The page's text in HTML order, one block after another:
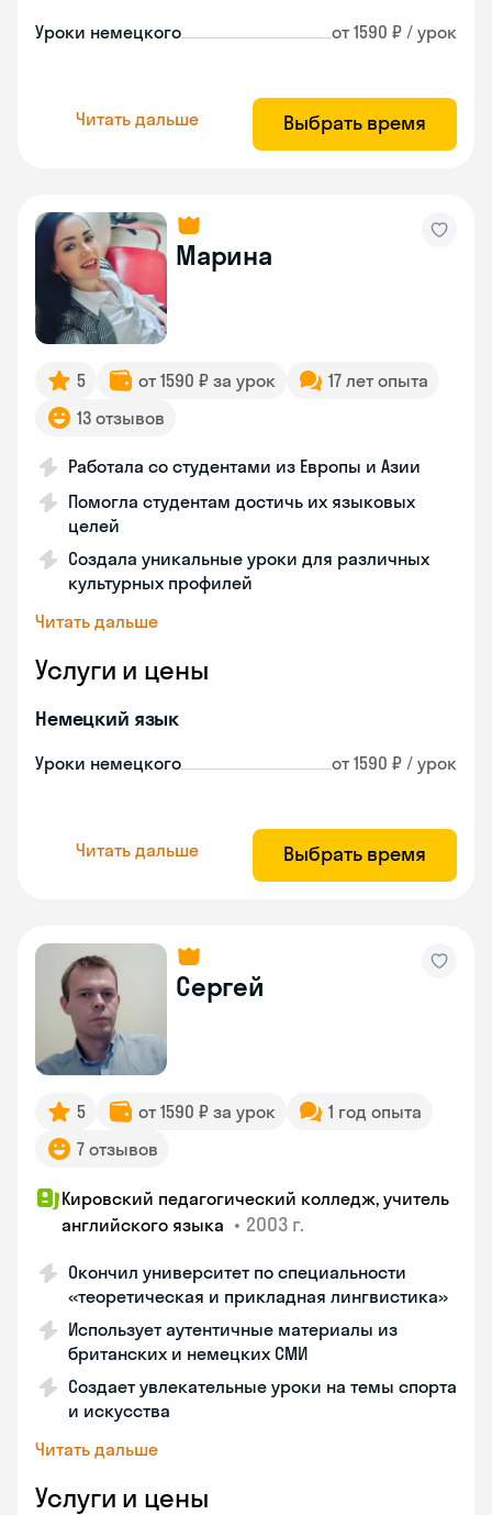
Уроки немецкого от 1590 ₽ / урок
Читать дальше Выбрать время
Марина
5 от 1590 ₽ за урок
17 лет опыта
13 отзывов
Работала со студентами из Европы и Азии
Помогла студентам достичь их языковых
целей
Создала уникальные уроки для различных
культурных профилей
Читать дальше
Услуги и цены
Немецкий язык
Уроки немецкого от 1590 ₽ / урок
Читать дальше Выбрать время
Сергей
5 от 1590 ₽ за урок
1 год опыта
7 отзывов
Кировский педагогический колледж, учитель
английского языка • 2003 г.
Окончил университет по специальности
«теоретическая и прикладная лингвистика»
Использует аутентичные материалы из
британских и немецких СМИ
Создает увлекательные уроки на темы спорта
и искусства
Читать дальше
Услуги и цены